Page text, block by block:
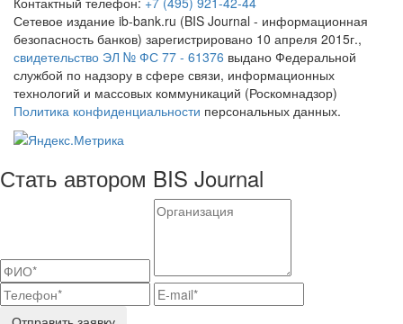
Сетевое издание ib-bank.ru (BIS Journal - информационная
безопасность банков) зарегистрировано 10 апреля 2015г.,
свидетельство ЭЛ № ФС 77 - 61376 выдано Федеральной
службой по надзору в сфере связи, информационных
технологий и массовых коммуникаций (Роскомнадзор)
Политика конфиденциальности персональных данных.
Стать автором BIS Journal